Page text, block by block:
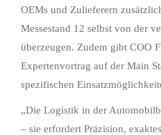
OEMs und Zulieferern
Messestand 12 selbst von der
überzeugen. Zudem gibt COO
Expertenvortrag auf der Main
spezifischen
„Die Logistik in der
– sie erfordert Präzision,